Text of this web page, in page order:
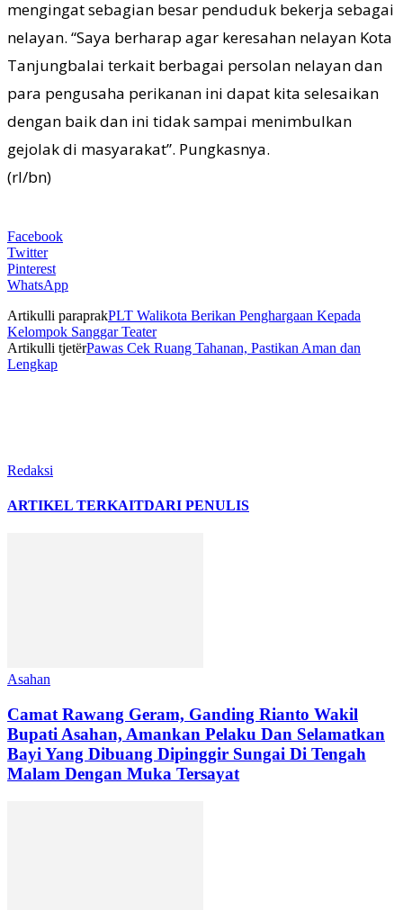
mengingat sebagian besar penduduk bekerja sebagai
nelayan. “Saya berharap agar keresahan nelayan Kota
Tanjungbalai terkait berbagai persolan nelayan dan
para pengusaha perikanan ini dapat kita selesaikan
dengan baik dan ini tidak sampai menimbulkan
gejolak di masyarakat”. Pungkasnya.
(rl/bn)
Facebook
Twitter
Pinterest
WhatsApp
Artikulli paraprakPLT Walikota Berikan Penghargaan Kepada
Kelompok Sanggar Teater
Artikulli tjetërPawas Cek Ruang Tahanan, Pastikan Aman dan
Lengkap
Redaksi
ARTIKEL TERKAITDARI PENULIS
Asahan
Camat Rawang Geram, Ganding Rianto Wakil
Bupati Asahan, Amankan Pelaku Dan Selamatkan
Bayi Yang Dibuang Dipinggir Sungai Di Tengah
Malam Dengan Muka Tersayat